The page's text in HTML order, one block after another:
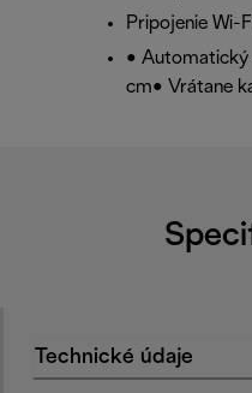
Pripojenie Wi-
• Automatický
cm• Vrátane
Technické údaje